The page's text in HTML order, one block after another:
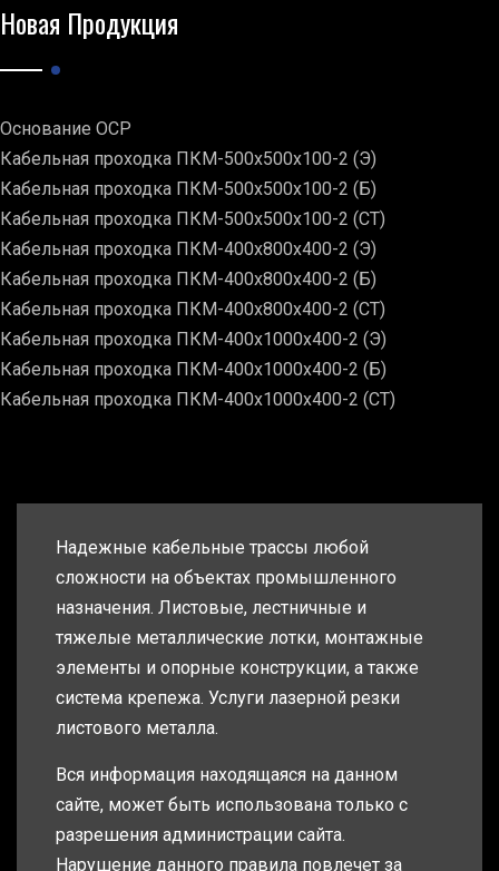
Новая Продукция
Основание ОСР
Кабельная проходка ПКМ-500х500х100-2 (Э)
Кабельная проходка ПКМ-500х500х100-2 (Б)
Кабельная проходка ПКМ-500х500х100-2 (СТ)
Кабельная проходка ПКМ-400х800х400-2 (Э)
Кабельная проходка ПКМ-400х800х400-2 (Б)
Кабельная проходка ПКМ-400х800х400-2 (СТ)
Кабельная проходка ПКМ-400х1000х400-2 (Э)
Кабельная проходка ПКМ-400х1000х400-2 (Б)
Кабельная проходка ПКМ-400х1000х400-2 (СТ)
Надежные кабельные трассы любой
сложности на объектах промышленного
назначения. Листовые, лестничные и
тяжелые металлические лотки, монтажные
элементы и опорные конструкции, а также
система крепежа. Услуги лазерной резки
листового металла.
Вся информация находящаяся на данном
сайте, может быть использована только с
разрешения администрации сайта.
Нарушение данного правила повлечет за